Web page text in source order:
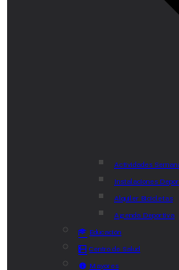
Actividades
Instalaciones
Alquiler Bicicletas
Agenda Deportiva
Educación
Centro de Salud
Mayores